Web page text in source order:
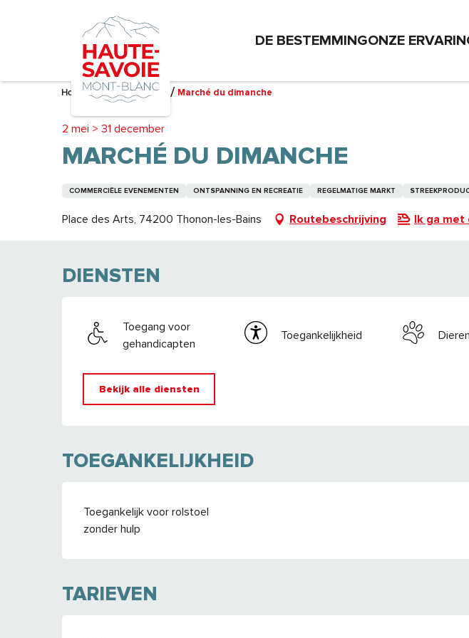
DE BESTEMMINGONZE
Home – Ik bereid me voor Marché du dimanche
2 mei > 31 december
MARCHÉ DU DIMANCHE
COMMERCIËLE EVENEMENTEN ONTSPANNING EN RECREATIE REGELMATIGE MARKT
Place des Arts, 74200 Thonon-les-Bains Routebeschrijving Ik ga met
DIENSTEN
Toegang voor
gehandicapten
Toegankelijkheid
Bekijk alle diensten
TOEGANKELIJKHEID
Toegankelijk voor rolstoel
zonder hulp
TARIEVEN